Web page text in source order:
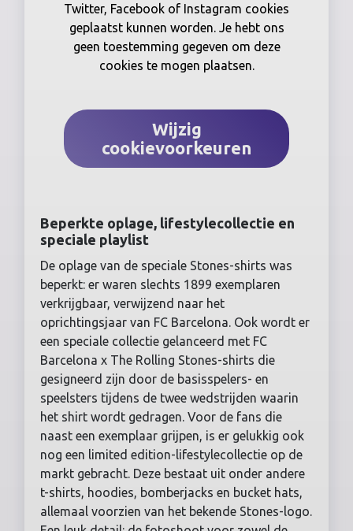
Twitter, Facebook of Instagram cookies
geplaatst kunnen worden. Je hebt ons
geen toestemming gegeven om deze
cookies te mogen plaatsen.
Wijzig
cookievoorkeuren
Beperkte oplage, lifestylecollectie en
speciale playlist
De oplage van de speciale Stones-shirts was
beperkt: er waren slechts 1899 exemplaren
verkrijgbaar, verwijzend naar het
oprichtingsjaar van FC Barcelona. Ook wordt er
een speciale collectie gelanceerd met FC
Barcelona x The Rolling Stones-shirts die
gesigneerd zijn door de basisspelers- en
speelsters tijdens de twee wedstrijden waarin
het shirt wordt gedragen. Voor de fans die
naast een exemplaar grijpen, is er gelukkig ook
nog een limited edition-lifestylecollectie op de
markt gebracht. Deze bestaat uit onder andere
t-shirts, hoodies, bomberjacks en bucket hats,
allemaal voorzien van het bekende Stones-logo.